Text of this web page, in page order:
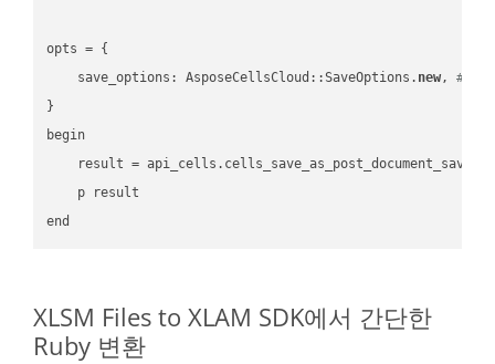
opts = {
    save_options: AsposeCellsCloud::SaveOptions.
new, #
}
begin
result =
    p result
XLSM Files to XLAM SDK에서 간단한
Ruby 변환